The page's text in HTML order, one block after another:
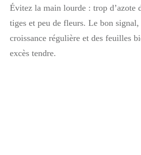
Évitez la main lourde : trop d’azote
tiges et peu de fleurs. Le bon signal,
croissance régulière et des feuilles
excès tendre.